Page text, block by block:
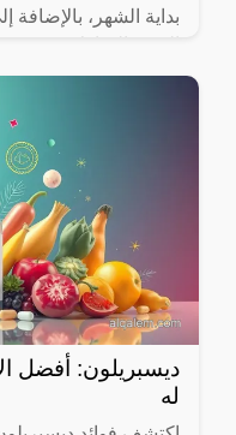
بداية الشهر، بالإضافة
ديسبريلون: أفضل
له